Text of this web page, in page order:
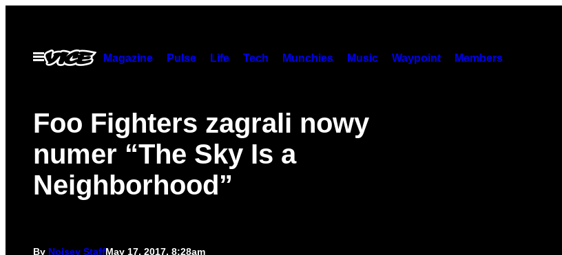
contentOpen
Menu
Magazine Pulse Life Tech Munchies Music Waypoint Members
Foo Fighters zagrali nowy
numer “The Sky Is a
Neighborhood”
By Noisey StaffMay 17, 2017, 8:28am